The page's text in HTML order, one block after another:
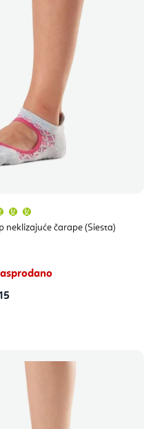
neklizajuće čarape (Siesta)
proizvoda
je
zvjezdica.